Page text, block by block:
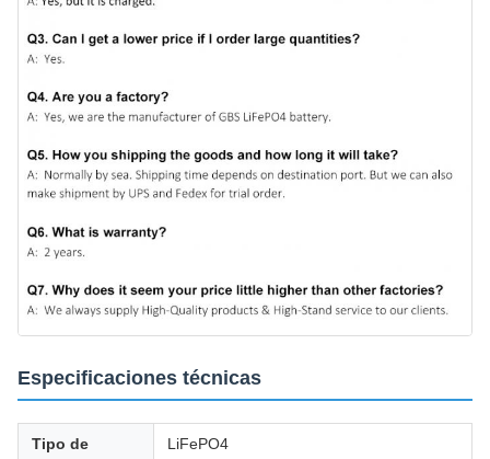
Especificaciones técnicas
Tipo de
LiFePO4